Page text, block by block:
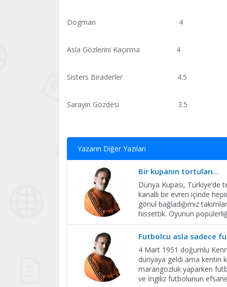
Dogman 4
Asla Gözlerini Kaçırma 4
Sisters Biraderler 4.5
Sarayın Gözdesi 3.5
Yazarın Diğer Yazıları
Bir kupanın tortuları…
Dünya Kupası, Türkiye’de
kanallı bir evren içinde
gönül bağladığımız
hissettik. Oyunun
Futbolcu asla sadece
4 Mart 1951 doğumlu
dünyaya geldi ama kentin
marangozluk yaparken
ve İngiliz futbolunun